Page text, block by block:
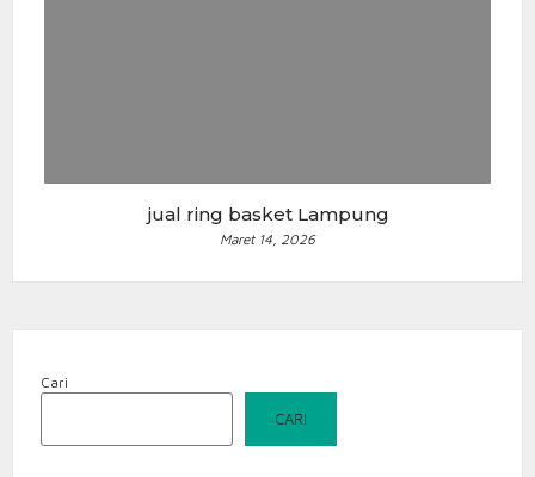
jual ring basket Lampung
Maret 14, 2026
Cari
CARI